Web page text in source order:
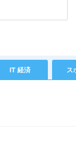
IT 経済 ス